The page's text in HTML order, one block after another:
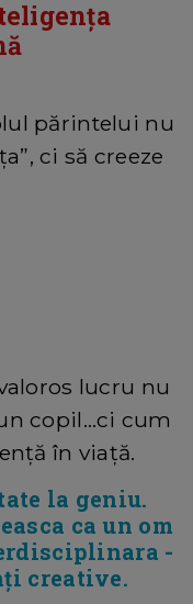
părintelui nu
ci să creeze
lucru nu
copil…ci cum
în viață.
la geniu.
ca un om
-
creative.